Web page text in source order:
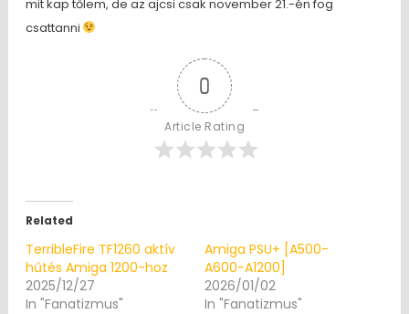
mit kap tőlem, de az ajcsi csak november 21.-én fog
csattanni
0
Article Rating
Related
TerribleFire TF1260 aktív
hűtés Amiga 1200-hoz
2025/12/27
In "Fanatizmus"
Amiga PSU+ [A500-
A600-A1200]
2026/01/02
In "Fanatizmus"